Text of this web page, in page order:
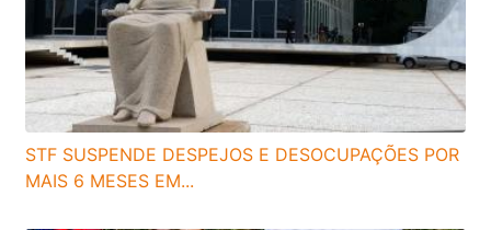
STF SUSPENDE DESPEJOS E DESOCUPAÇÕES POR
MAIS 6 MESES EM...